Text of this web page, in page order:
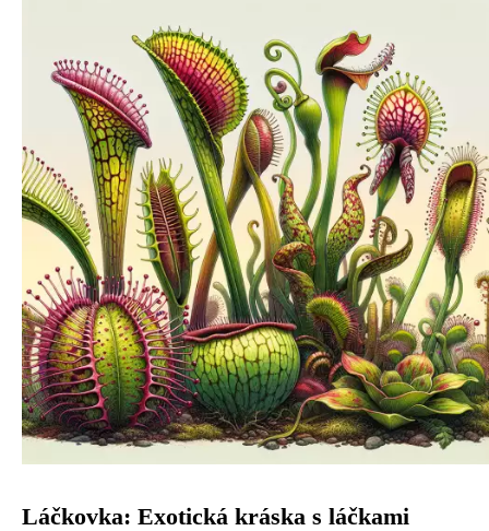
Láčkovka: Exotická kráska s láčkami